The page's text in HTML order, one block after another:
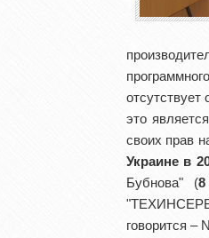
это
своих прав
Украине в
Бубнова" (
говорится –